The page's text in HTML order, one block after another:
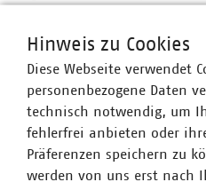
Fördersystem seinem Ziel
besser zu verzahnen.Wichtig
die Förderbedarfe der
ohne den
Deshalb ist auch ein
Fördersystems essenziell.
sich der VKU in den
Hinweis zu Cookies
Diese Webseite verwendet
personenbezogene Daten
technisch notwendig, um
fehlerfrei anbieten oder
Präferenzen speichern zu
werden von uns erst nach